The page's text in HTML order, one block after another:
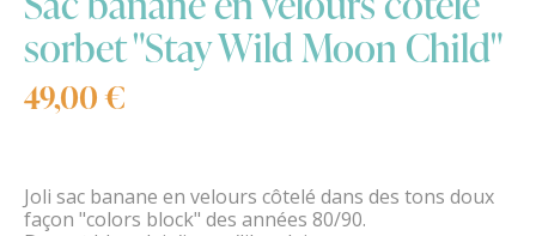
sorbet "Stay Wild Moon Child"
49,00 €
Joli sac banane en velours côtelé dans des tons doux
façon "colors block" des années 80/90.